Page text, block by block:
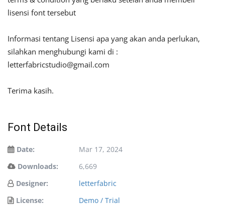
lisensi font tersebut
Informasi tentang Lisensi apa yang akan anda perlukan,
silahkan menghubungi kami di :
letterfabricstudio@gmail.com
Terima kasih.
Font Details
Date:
Mar 17, 2024
Downloads:
6,669
Designer:
letterfabric
License:
Demo / Trial